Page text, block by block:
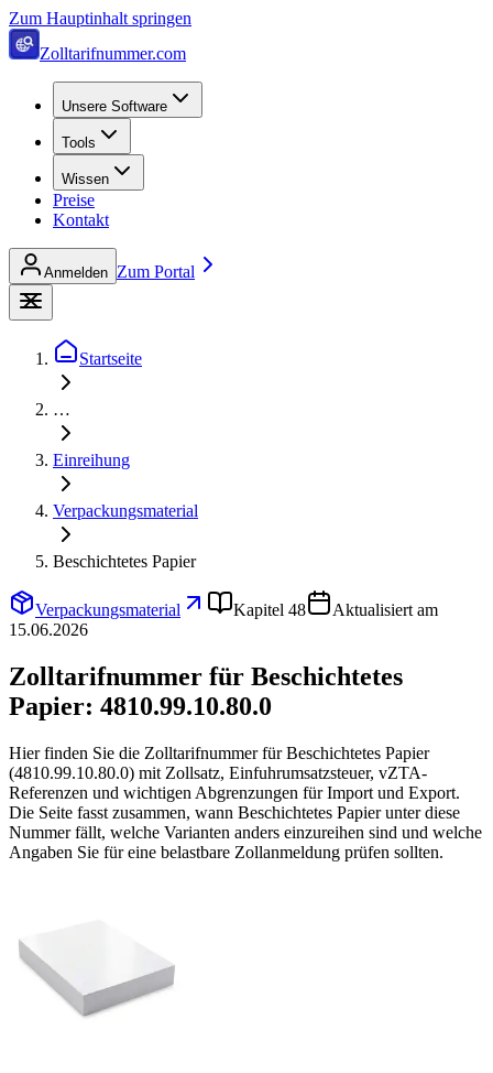
Zum Hauptinhalt springen
Zolltarifnummer.com
Unsere Software
Tools
Wissen
Preise
Kontakt
Anmelden Zum Portal
Startseite
…
Einreihung
Verpackungsmaterial
Beschichtetes Papier
Verpackungsmaterial Kapitel 48
Aktualisiert am
15.06.2026
Zolltarifnummer für Beschichtetes
Papier: 4810.99.10.80.0
Hier finden Sie die Zolltarifnummer für Beschichtetes Papier
(4810.99.10.80.0) mit Zollsatz, Einfuhrumsatzsteuer, vZTA-
Referenzen und wichtigen Abgrenzungen für Import und Export.
Die Seite fasst zusammen, wann Beschichtetes Papier unter diese
Nummer fällt, welche Varianten anders einzureihen sind und welche
Angaben Sie für eine belastbare Zollanmeldung prüfen sollten.